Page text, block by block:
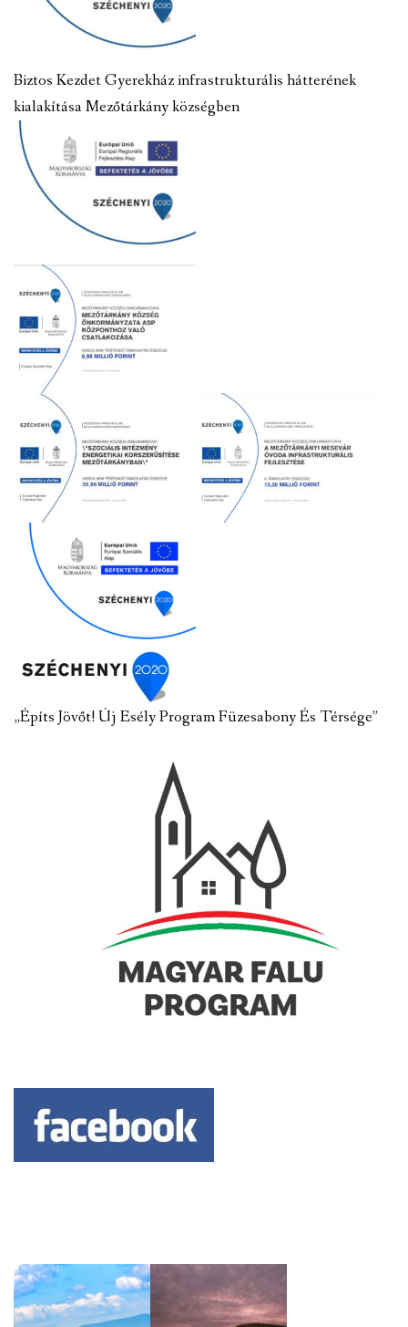
Biztos Kezdet Gyerekház infrastrukturális hátterének
kialakítása Mezőtárkány községben
„Építs Jövőt! Új Esély Program Füzesabony És Térsége”